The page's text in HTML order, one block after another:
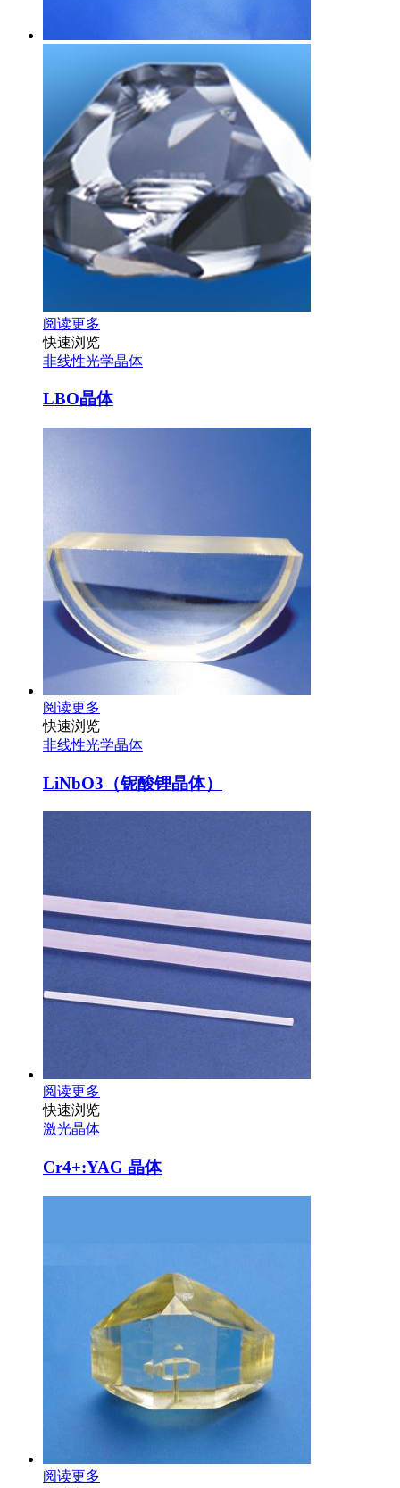
阅读更多
快速浏览
非线性光学晶体
LBO晶体
阅读更多
快速浏览
非线性光学晶体
LiNbO3（铌酸锂晶体）
阅读更多
快速浏览
激光晶体
Cr4+:YAG 晶体
阅读更多